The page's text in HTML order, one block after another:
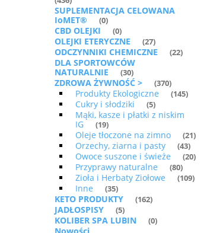
SUPLEMENTACJA CELOWANA
IoMET®
(0)
CBD OLEJKI (0)
OLEJKI ETERYCZNE (27)
ODCZYNNIKI CHEMICZNE (22)
DLA SPORTOWCÓW
NATURALNIE
(30)
ZDROWA ŻYWNOŚĆ > (370)
Produkty Ekologiczne (145)
Cukry i słodziki (5)
Mąki, kasze i płatki z niskim
IG
(19)
Oleje tłoczone na zimno (21)
Orzechy, ziarna i pasty (43)
Owoce suszone i świeże (20)
Przyprawy naturalne (80)
Zioła i Herbaty Ziołowe (109)
Inne (35)
KETO PRODUKTY (162)
JADŁOSPISY (5)
KOLIBER SPA LUBIN (0)